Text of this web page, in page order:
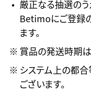
厳正なる抽選のう
Betimoにご登録
ます。
賞品の発送時期は
システム上の都
ございます。